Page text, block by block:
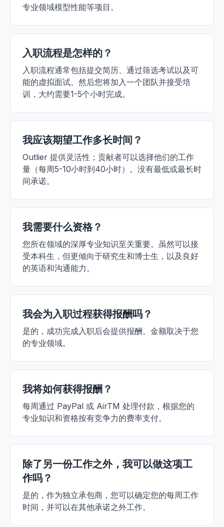
专业领域模型性能等项目。
入职流程是怎样的？
入职流程通常包括提交简历、通过筛选考试以及可
能的虚拟面试。然后您将加入一个团队并接受培
训，大约需要1-5个小时完成。
我应该期望工作多长时间？
Outlier 提供灵活性；贡献者可以选择他们的工作
量（每周5-10小时到40小时）。没有最低或最长时
间承诺。
我需要什么资格？
您所在领域的深厚专业知识至关重要。虽然可以接
受本科生，但更倾向于研究生和博士生，以及良好
的英语和沟通能力。
我会为入职过程获得报酬吗？
是的，成功完成入职后会提供报酬。金额取决于您
的专业领域。
我将如何获得报酬？
每周通过 PayPal 或 AirTM 处理付款，根据您的
专业知识和资格按有竞争力的费率支付。
除了另一份工作之外，我可以做这项工
作吗？
是的，作为独立承包商，您可以确定您的每周工作
时间，并可以在其他承诺之外工作。